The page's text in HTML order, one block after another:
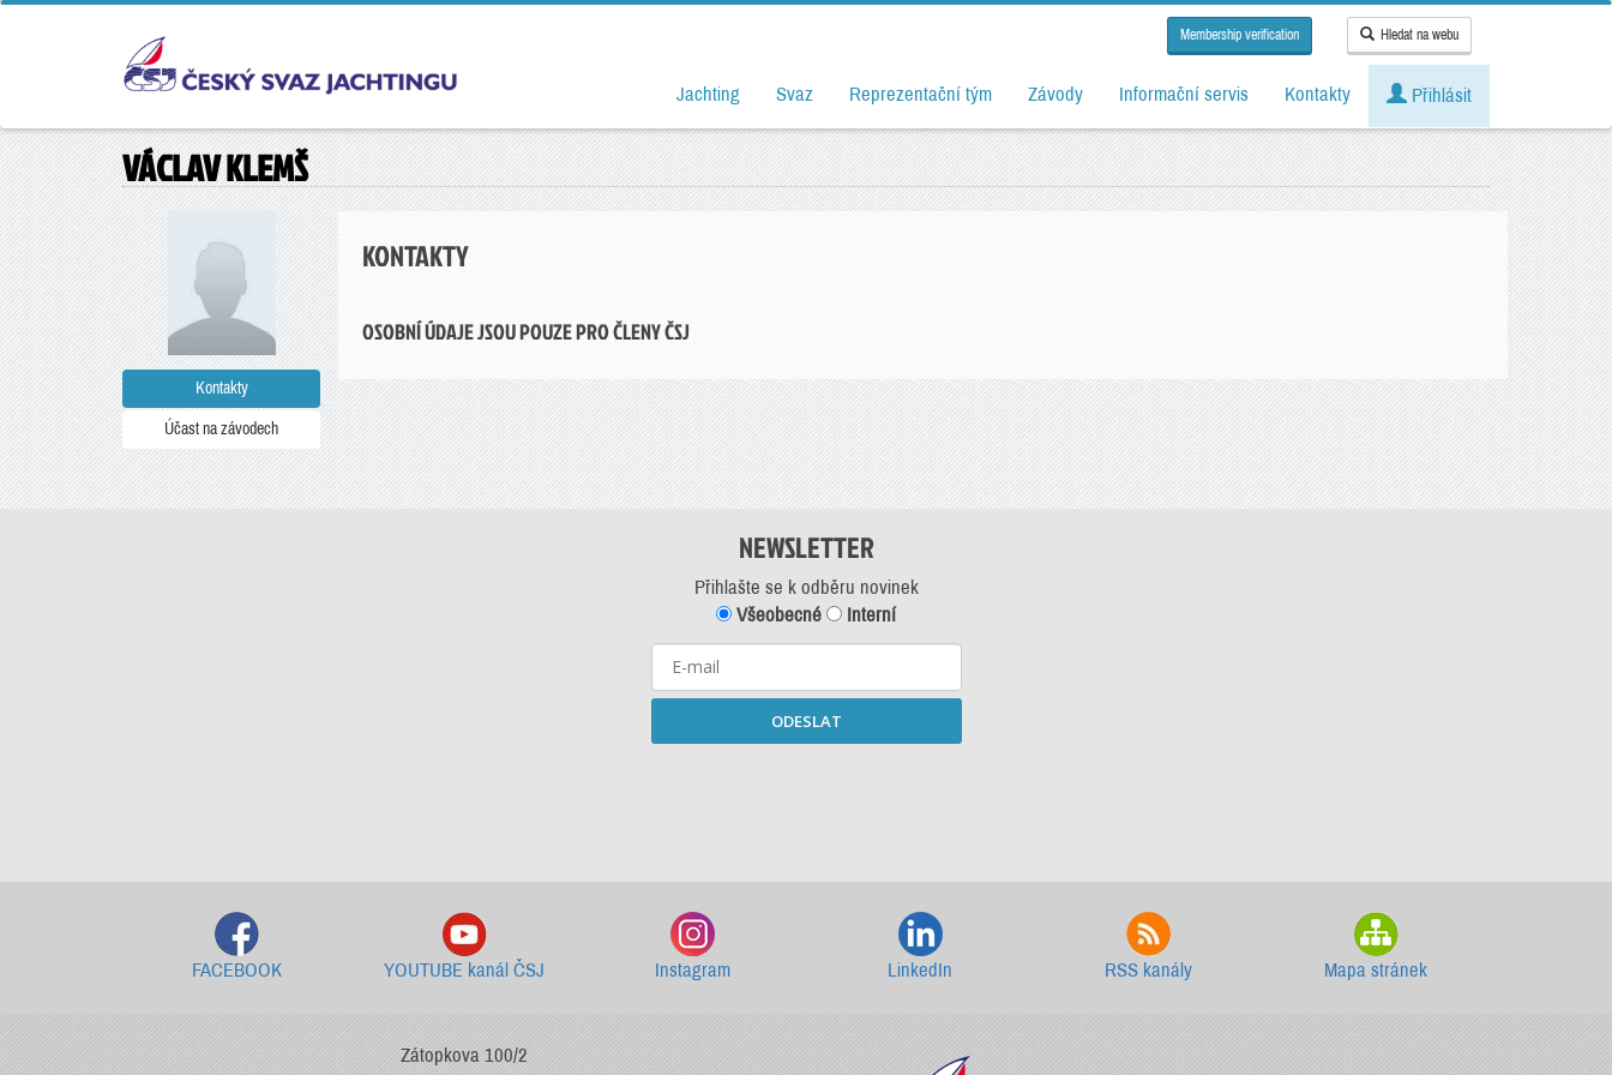
Membership verification Hledat na webu
Jachting Svaz Reprezentační tým Závody Informační servis Kontakty Přihlásit
VÁCLAV KLEMŠ
Kontakty
Účast na závodech
KONTAKTY
OSOBNÍ ÚDAJE JSOU POUZE PRO ČLENY ČSJ
NEWSLETTER
Přihlašte se k odběru novinek
Všeobecné
Interní
ODESLAT
FACEBOOK YOUTUBE kanál ČSJ Instagram LinkedIn RSS kanály Mapa stránek
Zátopkova 100/2